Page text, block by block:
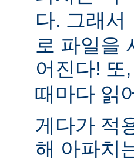
다. 그래서
로 파일을
어진다! 또,
때마다 읽
게다가 적
해 아파치